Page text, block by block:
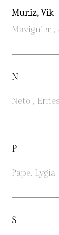
Muniz, Vik
Mavignier ,
N
Neto ,
P
Pape, Lygia
S